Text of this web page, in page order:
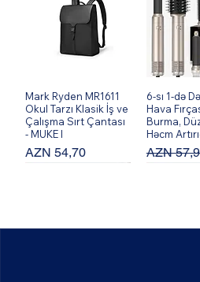
Hızlı Bakış
Mark Ryden MR1611
Okul Tarzı Klasik İş ve
Çalışma Sırt Çantası
- MUKE I
Fiyat
AZN 54,70
Hızlı
6-sı 1-də
Hava
Burma,
Həcm
Normal
AZN